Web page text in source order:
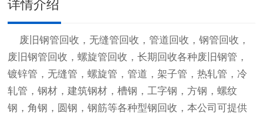
详情介绍
废旧钢管回收 ，无缝管回收，管道回收，钢管回收，
废旧钢管回收 ，螺旋管回收，长期回收各种废旧钢管，
镀锌管，无缝管，螺旋管，管道，架子管，热轧管，冷
轧管，钢材，建筑钢材，槽钢，工字钢，方钢，螺纹
钢，角钢，圆钢，钢筋等各种型钢回收，本公司可提供